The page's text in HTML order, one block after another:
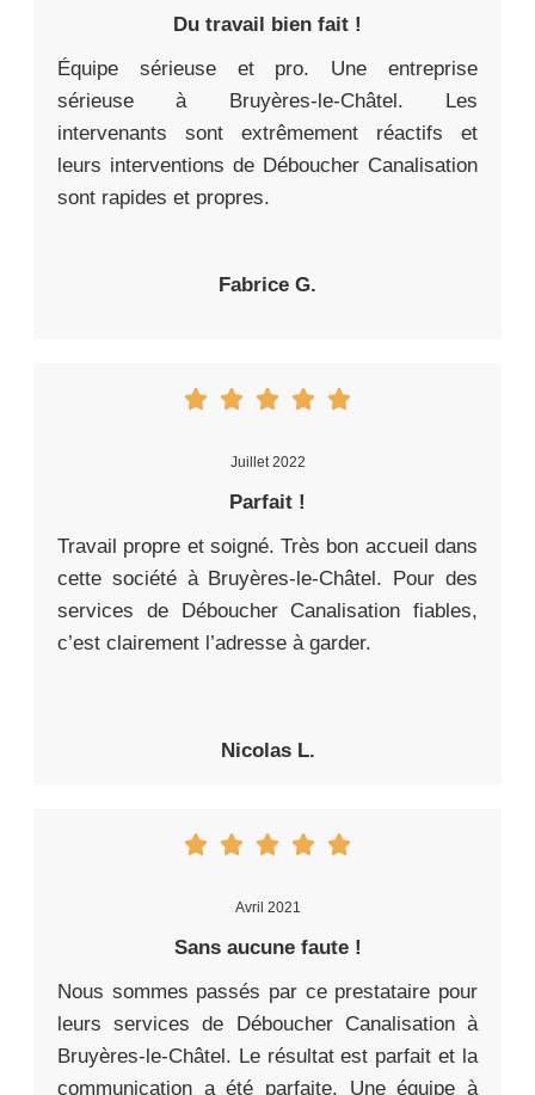
Du travail bien fait !
Équipe sérieuse et pro. Une entreprise
sérieuse à Bruyères-le-Châtel. Les
intervenants sont extrêmement réactifs et
leurs interventions de Déboucher Canalisation
sont rapides et propres.
Fabrice G.
Juillet 2022
Parfait !
Travail propre et soigné. Très bon accueil dans
cette société à Bruyères-le-Châtel. Pour des
services de Déboucher Canalisation fiables,
c’est clairement l’adresse à garder.
Nicolas L.
Avril 2021
Sans aucune faute !
Nous sommes passés par ce prestataire pour
leurs services de Déboucher Canalisation à
Bruyères-le-Châtel. Le résultat est parfait et la
communication a été parfaite. Une équipe à